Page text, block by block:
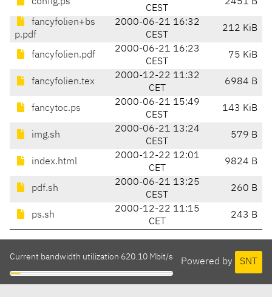
CEST
fancyfolien+bs
p.pdf
2000-06-21 16:32
CEST
212 KiB
fancyfolien.pdf
2000-06-21 16:23
CEST
75 KiB
fancyfolien.tex
2000-12-22 11:32
CET
6984 B
fancytoc.ps
2000-06-21 15:49
CEST
143 KiB
img.sh
2000-06-21 13:24
CEST
579 B
index.html
2000-12-22 12:01
CET
9824 B
pdf.sh
2000-06-21 13:25
CEST
260 B
ps.sh
2000-12-22 11:15
CET
243 B
Powered by SNT
Current bandwidth utilization 620.10 Mbit/s